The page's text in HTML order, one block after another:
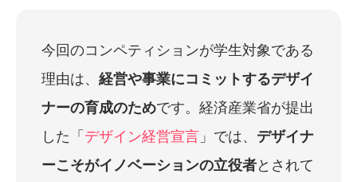
今回のコンペティションが学生対象である
理由は、 経営や事業にコミットするデザイ
ナーの育成のためです。経済産業省が提出
した「デザイン経営宣言 」では、 デザイナ
ーこそがイノベーションの立役者とされて